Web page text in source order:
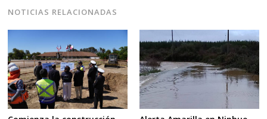
NOTICIAS RELACIONADAS